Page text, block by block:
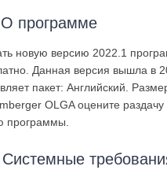
О программе
новую версию 2022.1
Данная версия вышла в
пакет: Английский.
OLGA оцените
программы.
Системные